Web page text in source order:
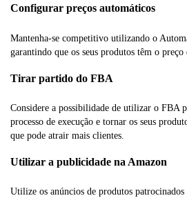
Configurar preços automáticos
Mantenha-se competitivo utilizando o
garantindo que os seus produtos têm o preço
Tirar partido do FBA
Considere a possibilidade de utilizar o FBA
processo de execução e tornar os seus
que pode atrair mais clientes.
Utilizar a publicidade na Amazon
Utilize os anúncios de produtos patrocinados